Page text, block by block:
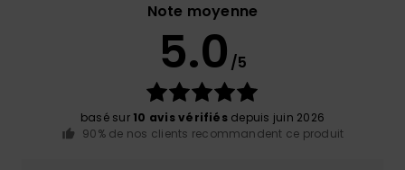
Note moyenne
5.0 /5
basé sur 10 avis vérifiésdepuis juin 2026
90% de nos clients recommandent ce produit